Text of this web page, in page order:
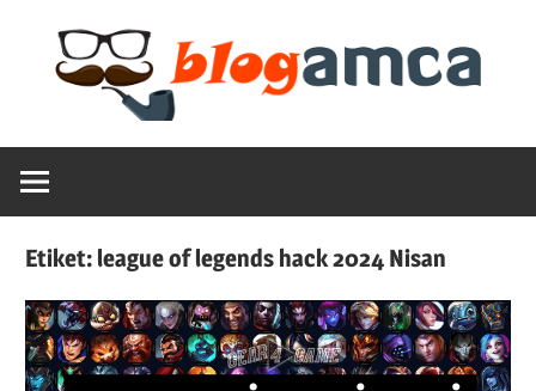
content
Blogamca
2025
Haber,
Blogların
Amcası
Etiket: league of legends hack 2024 Nisan